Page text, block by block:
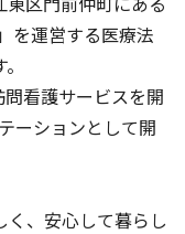
を運営する医療法
看護サービスを開
ーションとして開
、安心して暮らし